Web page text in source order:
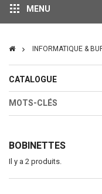
MENU
INFORMATIQUE &
CATALOGUE
MOTS-CLÉS
BOBINETTES
Il y a 2 produits.